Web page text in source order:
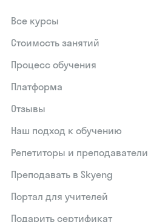
Все курсы
Стоимость занятий
Процесс обучения
Платформа
Отзывы
Наш подход к обучению
Репетиторы и преподаватели
Преподавать в Skyeng
Портал для учителей
Подарить сертификат